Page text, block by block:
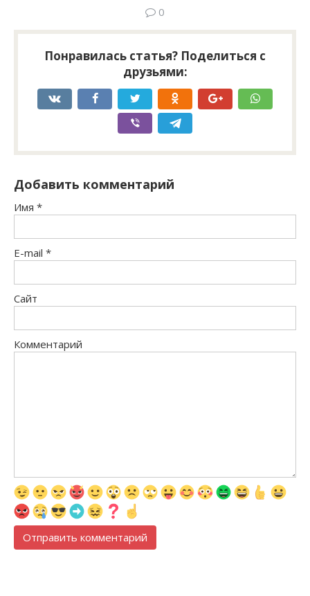
0
Понравилась статья? Поделиться с
друзьями:
Добавить комментарий
Имя *
E-mail *
Сайт
Комментарий